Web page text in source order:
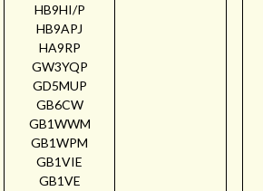
HB9HI/P
HB9APJ
HA9RP
GW3YQP
GD5MUP
GB6CW
GB1WWM
GB1WPM
GB1VIE
GB1VE